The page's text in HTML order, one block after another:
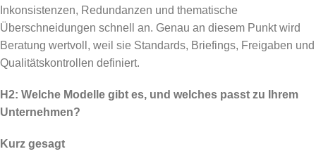
Inkonsistenzen, Redundanzen und thematische
Überschneidungen schnell an. Genau an diesem Punkt wird
Beratung wertvoll, weil sie Standards, Briefings, Freigaben und
Qualitätskontrollen definiert.
H2: Welche Modelle gibt es, und welches passt zu Ihrem
Unternehmen?
Kurz gesagt